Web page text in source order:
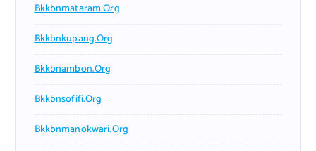
Bkkbnmataram.org
Bkkbnkupang.org
Bkkbnambon.org
Bkkbnsofifi.org
Bkkbnmanokwari.org